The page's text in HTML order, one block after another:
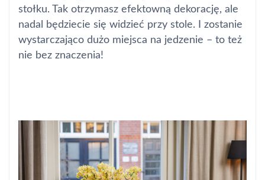
stołku. Tak otrzymasz efektowną dekorację, ale
nadal będziecie się widzieć przy stole. I zostanie
wystarczająco dużo miejsca na jedzenie – to też
nie bez znaczenia!